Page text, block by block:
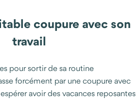
coupure avec son
travail
pour sortir de sa routine
forcément par une coupure avec
avoir des vacances reposantes